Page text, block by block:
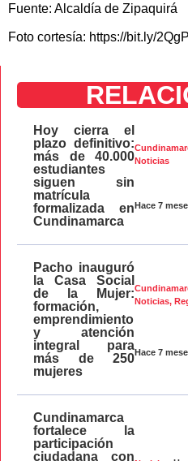
Fuente: Alcaldía de Zipaquirá
Foto cortesía: https://bit.ly/
Noticias
Hace 7
Hoy cierra el
plazo definitivo:
más de 40.000
estudiantes
siguen sin
matrícula
formalizada en
Cundinamarca
Noticias,
Hace 7
Pacho inauguró
la Casa Social
de la Mujer:
formación,
emprendimiento
y atención
integral para
más de 250
mujeres
Cundinamarca
fortalece la
participación
ciudadana con